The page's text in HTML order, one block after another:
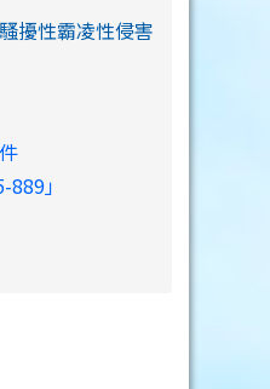
擾性霸凌性侵害
」